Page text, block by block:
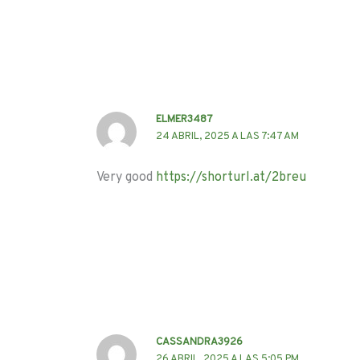
ELMER3487
24 ABRIL, 2025 A LAS 7:47 AM
Very good https://shorturl.at/2breu
CASSANDRA3926